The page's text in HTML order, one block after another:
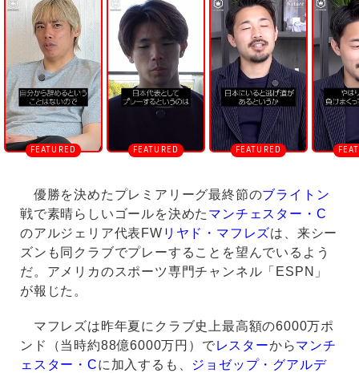
m
u
t
e
優勝を決めたプレミアリーグ最終節のブライトン
戦で素晴らしいゴールを決めた マンチェスター・C
のアルジェリア代表FW リヤド・マフレズは、来シー
ズンも同クラブでプレーすることを望んでいるよう
だ。アメリカのスポーツ専門チャンネル「ESPN」
が報じた。
マフレズは昨年夏にクラブ史上最高額の6000万ポ
ンド（当時約88億6000万円）でレスターからマンチ
ェスター・Cに加入するも、 ジョゼップ・グアルデ